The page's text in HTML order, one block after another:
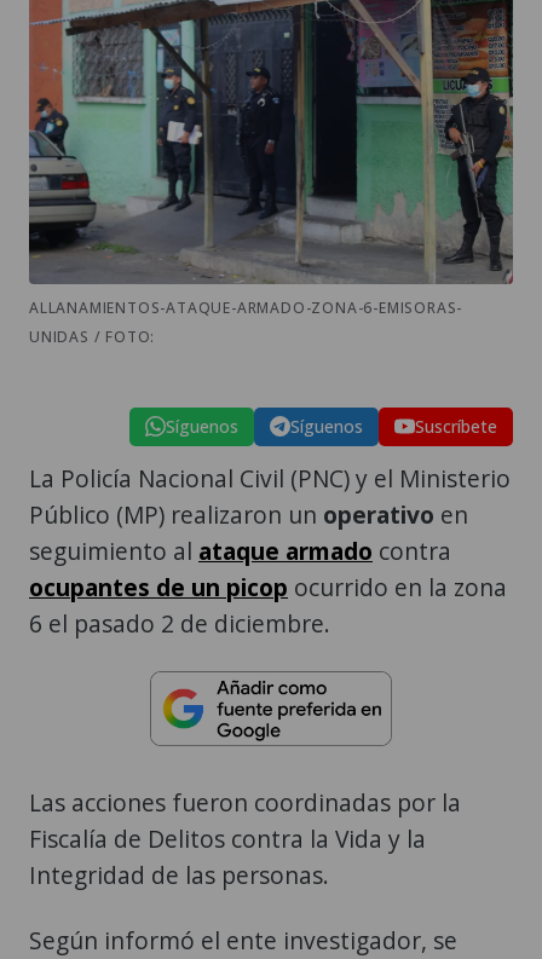
ALLANAMIENTOS-ATAQUE-ARMADO-ZONA-6-EMISORAS-
UNIDAS / FOTO:
Síguenos Síguenos Suscríbete
La Policía Nacional Civil (PNC) y el Ministerio
Público (MP) realizaron un operativo en
seguimiento al ataque armado contra
ocupantes de un picop ocurrido en la zona
6 el pasado 2 de diciembre.
Las acciones fueron coordinadas por la
Fiscalía de Delitos contra la Vida y la
Integridad de las personas.
Según informó el ente investigador, se